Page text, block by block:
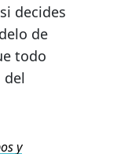
decides
de
todo
del
y